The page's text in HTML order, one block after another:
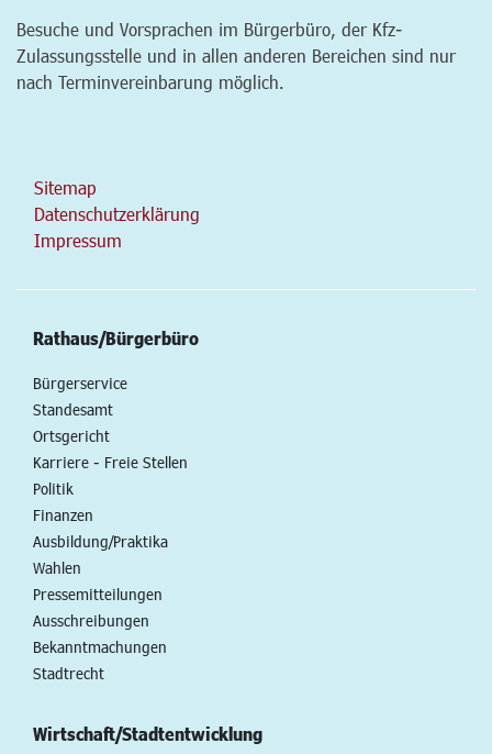
Besuche und Vorsprachen im Bürgerbüro, der Kfz-
Zulassungsstelle und in allen anderen Bereichen sind nur
nach Terminvereinbarung möglich.
Sitemap
Datenschutzerklärung
Impressum
Rathaus/Bürgerbüro
Bürgerservice
Standesamt
Ortsgericht
Karriere - Freie Stellen
Politik
Finanzen
Ausbildung/Praktika
Wahlen
Pressemitteilungen
Ausschreibungen
Bekanntmachungen
Stadtrecht
Wirtschaft/Stadtentwicklung